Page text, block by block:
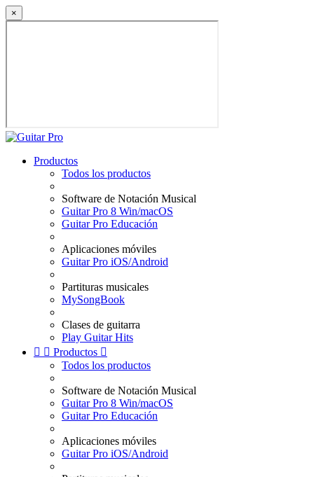
×
Productos
Todos los productos
Software de Notación Musical
Guitar Pro 8 Win/macOS
Guitar Pro Educación
Aplicaciones móviles
Guitar Pro iOS/Android
Partituras musicales
MySongBook
Clases de guitarra
Play Guitar Hits
  Productos 
Todos los productos
Software de Notación Musical
Guitar Pro 8 Win/macOS
Guitar Pro Educación
Aplicaciones móviles
Guitar Pro iOS/Android